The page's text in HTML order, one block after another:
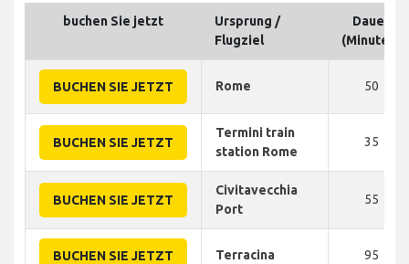
buchen Sie jetzt
Ursprung /
Flugziel
Dauer
(Minuten)
BUCHEN SIE JETZT Rome 50
BUCHEN SIE JETZT
Termini train
station Rome
35
BUCHEN SIE JETZT
Civitavecchia
Port
55
BUCHEN SIE JETZT Terracina 95